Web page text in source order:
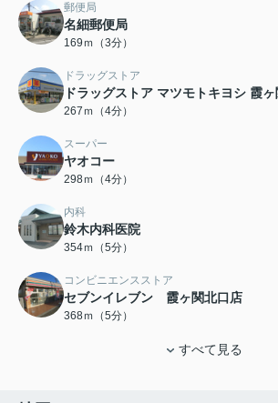
郵便局
名細郵便局
169ｍ（3分）
ドラッグストア
ドラッグストア マツモトキヨシ 霞
267ｍ（4分）
スーパー
ヤオコー
298ｍ（4分）
内科
鈴木内科医院
354ｍ（5分）
コンビニエンスストア
セブンイレブン 霞ヶ関北口店
368ｍ（5分）
すべて見る